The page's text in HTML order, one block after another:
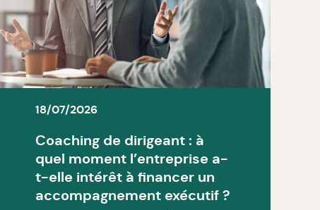
18/07/2026
Coaching de dirigeant : à
quel moment l’entreprise a-
t-elle intérêt à financer un
accompagnement exécutif ?